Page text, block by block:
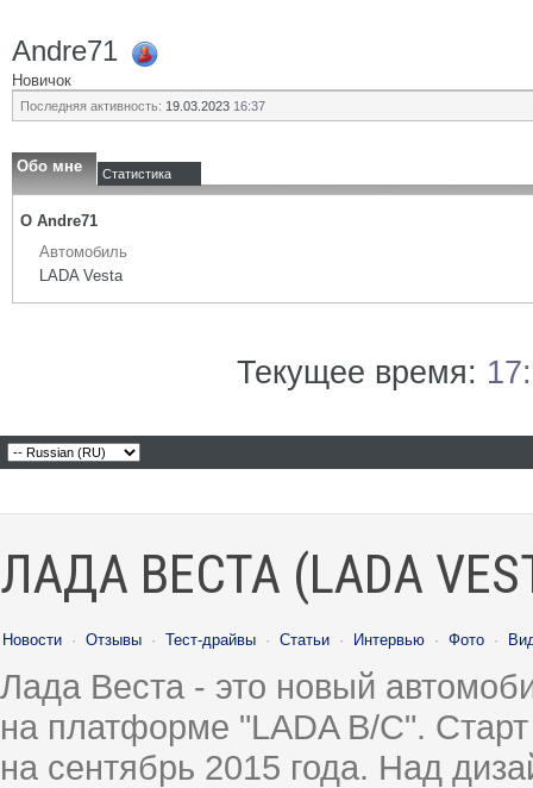
Andre71
Новичок
Последняя активность: 19.03.2023 16:37
Обо мне Статистика
О Andre71
Автомобиль
LADA Vesta
Текущее время:
ЛАДА ВЕСТА (LADA
Новости · Отзывы · Тест-драйвы · Статьи · Интервью · Фото ·
Лада Веста - это новый
на платформе "LADA B/C".
на сентябрь 2015 года. Над